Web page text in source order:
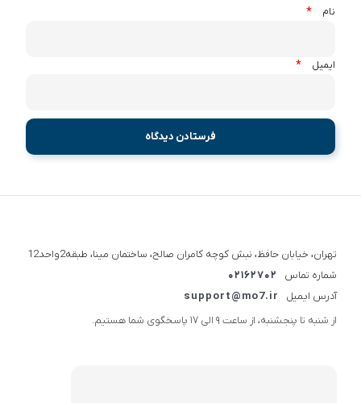
نام *
ایمیل *
تهران، خیابان حافظ، نبش کوچه کامران صالح، ساختمان مینا، طبقه2واحد12
شماره تماس
02162702
آدرس ایمیل
support@mo7.ir
از شنبه تا پنجشنبه، از ساعت 9 الی 17 پاسخگوی شما هستیم.